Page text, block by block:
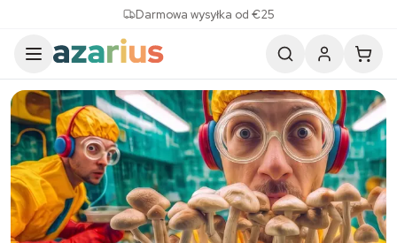
Darmowa wysyłka od €25